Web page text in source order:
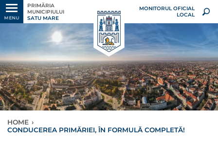
MENU
PRIMĂRIA
MUNICIPIULUI
SATU MARE
MONITORUL OFICIAL
LOCAL
HOME ›
CONDUCEREA PRIMĂRIEI, ÎN FORMULĂ COMPLETĂ!